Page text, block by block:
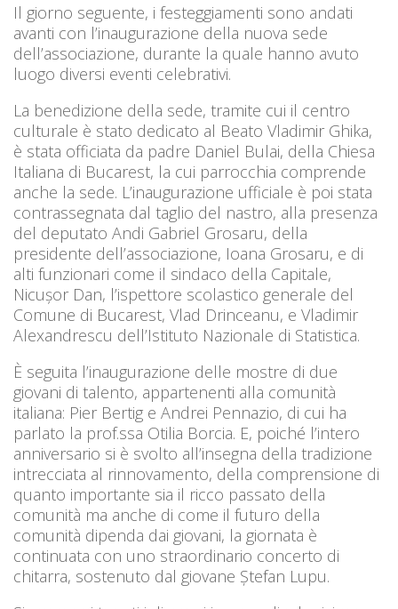
Il giorno seguente, i festeggiamenti sono andati
avanti con l’inaugurazione della nuova sede
dell’associazione, durante la quale hanno avuto
luogo diversi eventi celebrativi.
La benedizione della sede, tramite cui il centro
culturale è stato dedicato al Beato Vladimir Ghika,
è stata officiata da padre Daniel Bulai, della Chiesa
Italiana di Bucarest, la cui parrocchia comprende
anche la sede. L’inaugurazione ufficiale è poi stata
contrassegnata dal taglio del nastro, alla presenza
del deputato Andi Gabriel Grosaru, della
presidente dell’associazione, Ioana Grosaru, e di
alti funzionari come il sindaco della Capitale,
Nicușor Dan, l’ispettore scolastico generale del
Comune di Bucarest, Vlad Drinceanu, e Vladimir
Alexandrescu dell’Istituto Nazionale di Statistica.
È seguita l’inaugurazione delle mostre di due
giovani di talento, appartenenti alla comunità
italiana: Pier Bertig e Andrei Pennazio, di cui ha
parlato la prof.ssa Otilia Borcia. E, poiché l’intero
anniversario si è svolto all’insegna della tradizione
intrecciata al rinnovamento, della comprensione di
quanto importante sia il ricco passato della
comunità ma anche di come il futuro della
comunità dipenda dai giovani, la giornata è
continuata con uno straordinario concerto di
chitarra, sostenuto dal giovane Ștefan Lupu.